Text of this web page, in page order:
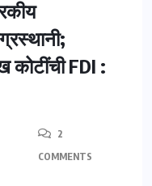
FDI :
2
COMMENTS